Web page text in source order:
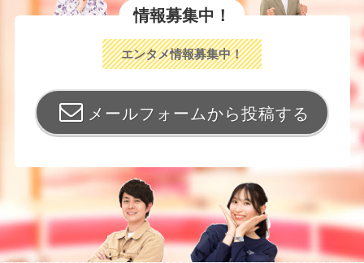
情報募集中！
エンタメ情報募集中！
メールフォームから投稿する